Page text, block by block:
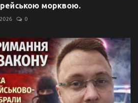
морквою.
0